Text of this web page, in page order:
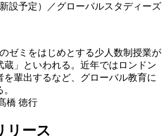
新設予定）／グローバルスタディーズ
ゼミをはじめとする少人数制授業が
蔵」といわれる。近年ではロンドン
を輩出するなど、グローバル教育に
橋 徳行
リース